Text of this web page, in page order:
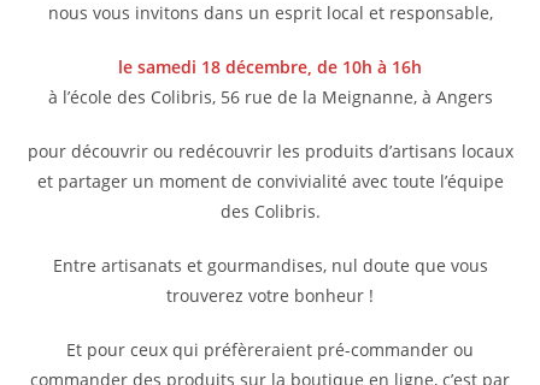
nous vous invitons dans un esprit local et responsable,
le samedi 18 décembre, de 10h à 16h
à l’école des Colibris, 56 rue de la Meignanne, à Angers
pour découvrir ou redécouvrir les produits d’artisans locaux
et partager un moment de convivialité avec toute l’équipe
des Colibris.
Entre artisanats et gourmandises, nul doute que vous
trouverez votre bonheur !
Et pour ceux qui préfèreraient pré-commander ou
commander des produits sur la boutique en ligne, c’est par